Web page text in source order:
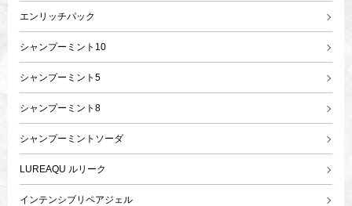
エンリッチパック
シャンプーミント10
シャンプーミント5
シャンプーミント8
シャンプーミントソーダ
LUREAQU ルリーク
インテンシブリペアジェル